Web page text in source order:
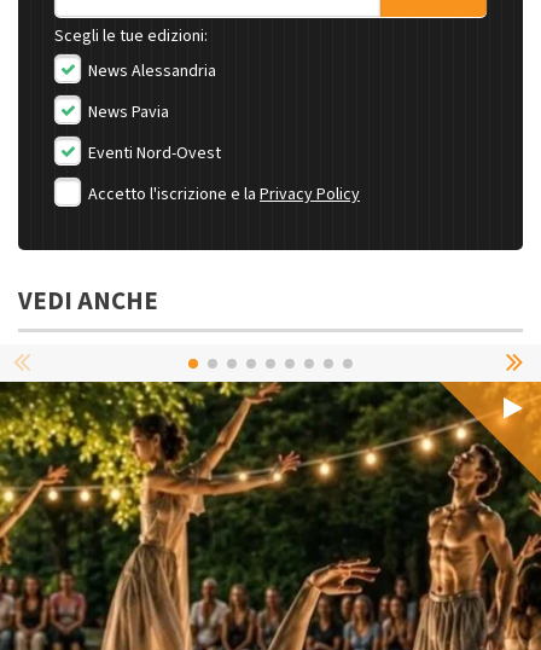
Scegli le tue edizioni:
News Alessandria
News Pavia
Eventi Nord-Ovest
Accetto l'iscrizione e la Privacy Policy
VEDI ANCHE